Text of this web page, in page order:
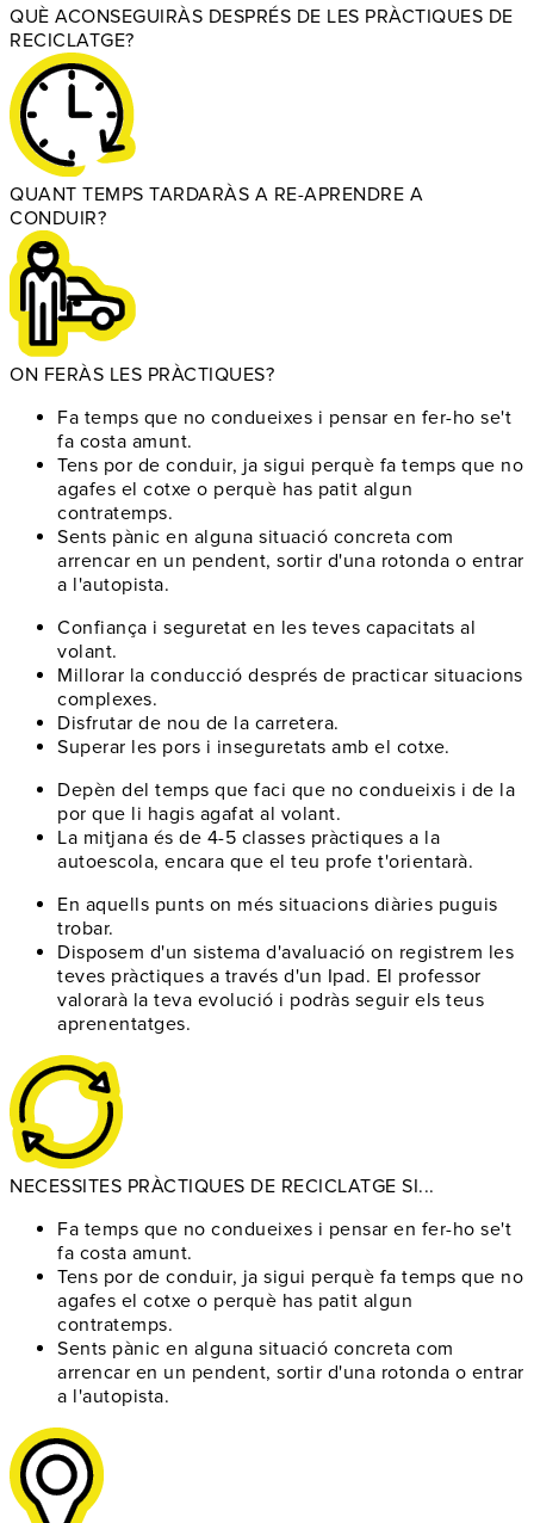
QUÈ ACONSEGUIRÀS DESPRÉS DE LES PRÀCTIQUES DE
RECICLATGE?
QUANT TEMPS TARDARÀS A RE-APRENDRE A
CONDUIR?
ON FERÀS LES PRÀCTIQUES?
Fa temps que no condueixes i pensar en fer-ho se't
fa costa amunt.
Tens por de conduir, ja sigui perquè fa temps que no
agafes el cotxe o perquè has patit algun
contratemps.
Sents pànic en alguna situació concreta com
arrencar en un pendent, sortir d'una rotonda o entrar
a l'autopista.
Confiança i seguretat en les teves capacitats al
volant.
Millorar la conducció després de practicar situacions
complexes.
Disfrutar de nou de la carretera.
Superar les pors i inseguretats amb el cotxe.
Depèn del temps que faci que no condueixis i de la
por que li hagis agafat al volant.
La mitjana és de 4-5 classes pràctiques a la
autoescola, encara que el teu profe t'orientarà.
En aquells punts on més situacions diàries puguis
trobar.
Disposem d'un sistema d'avaluació on registrem les
teves pràctiques a través d'un Ipad. El professor
valorarà la teva evolució i podràs seguir els teus
aprenentatges.
NECESSITES PRÀCTIQUES DE RECICLATGE SI...
Fa temps que no condueixes i pensar en fer-ho se't
fa costa amunt.
Tens por de conduir, ja sigui perquè fa temps que no
agafes el cotxe o perquè has patit algun
contratemps.
Sents pànic en alguna situació concreta com
arrencar en un pendent, sortir d'una rotonda o entrar
a l'autopista.